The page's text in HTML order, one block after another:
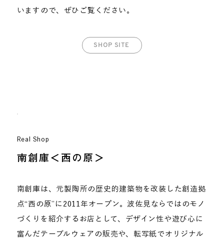
いますので、ぜひご覧ください。
SHOP SITE
Real Shop
南創庫＜西の原＞
南創庫は、元製陶所の歴史的建築物を改装した創造拠
点“西の原”に2011年オープン。波佐見ならではのモノ
づくりを紹介するお店として、デザイン性や遊び心に
富んだテーブルウェアの販売や、転写紙でオリジナル